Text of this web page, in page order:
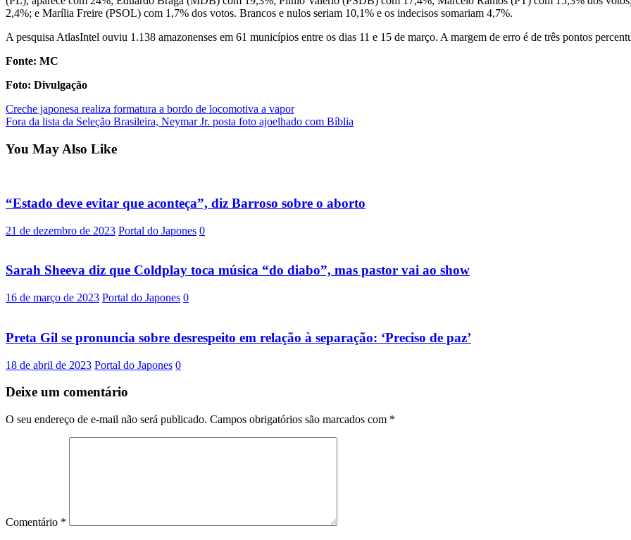
2,4%; e Marília Freire (PSOL) com 1,7% dos votos. Brancos e nulos seriam 10,1% e os indecisos somariam 4,7%.
A pesquisa AtlasIntel ouviu 1.138 amazonenses em 61 municípios entre os dias 11 e 15 de março. A margem de erro é de três pontos
Fonte: MC
Foto: Divulgação
Post
navigation
Creche japonesa realiza formatura a bordo de locomotiva a vapor
Fora da lista da Seleção Brasileira, Neymar Jr. posta foto ajoelhado com Bíblia
You May Also Like
“Estado deve evitar que aconteça”, diz Barroso sobre o aborto
21 de dezembro de 2023 Portal do Japones 0
Sarah Sheeva diz que Coldplay toca música “do diabo”, mas pastor vai ao show
16 de março de 2023 Portal do Japones 0
Preta Gil se pronuncia sobre desrespeito em relação à separação: ‘Preciso de paz’
18 de abril de 2023 Portal do Japones 0
Deixe um comentário
O seu endereço de e-mail não será publicado. Campos obrigatórios são marcados com *
Comentário *